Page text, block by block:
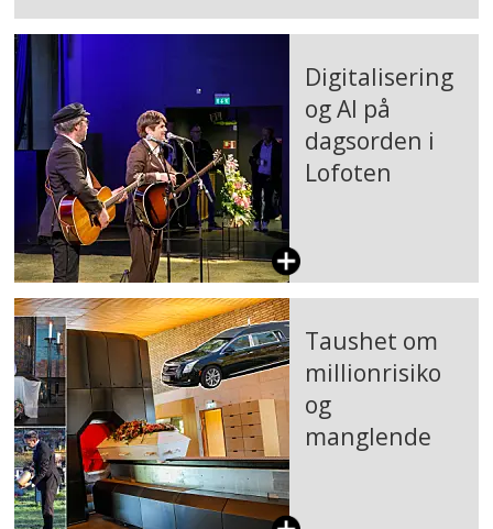
Digitalisering
og AI på
dagsorden i
Lofoten
Taushet om
millionrisiko
og
manglende